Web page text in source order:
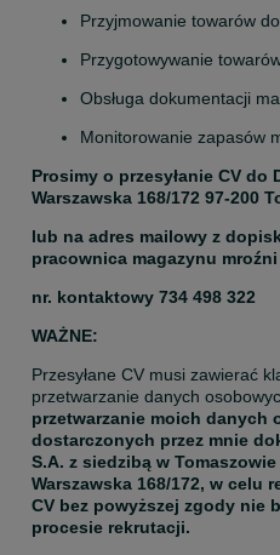
Przyjmowanie towarów
Przygotowywanie
Obsługa dokumentacji
Monitorowanie zapasów
Prosimy o przesyłanie CV do
Warszawska 168/172 97-200
lub na adres mailowy z
pracownica magazynu mroźni
nr. kontaktowy 734 498 322
WAŻNE:
Przesyłane CV musi zawierać
przetwarzanie danych
przetwarzanie moich danych
dostarczonych przez mnie
S.A. z siedzibą w
Warszawska 168/172, w celu
CV bez powyższej zgody nie
procesie rekrutacji.